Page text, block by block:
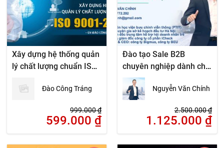
Xây dựng hệ thống quản
lý chất lượng chuẩn ISO
Đào Công Tráng
999.000₫
599.000 ₫
Đào tạo Sale B2B
chuyên nghiệp dành cho
cấp quản lý đội nhóm
kinh doanhNguyễn Văn Chính
2.500.000₫
1.125.000 ₫